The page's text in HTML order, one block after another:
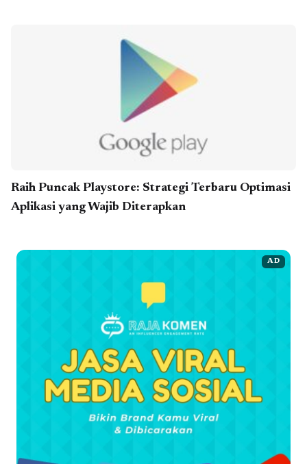
Raih Puncak Playstore: Strategi Terbaru Optimasi
Aplikasi yang Wajib Diterapkan
AD